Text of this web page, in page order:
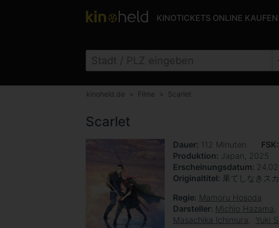
KINOTICKETS ONLINE KAUFEN
kinoheld.de Filme Scarlet
Scarlet
Dauer 112 Minuten FSK
Produktion Japan, 2025
Erscheinungsdatum
Originaltitel 果てしなきス
Regie Mamoru Hosoda
Darsteller Michio Hazama
Masachika Ichimura
Yuki